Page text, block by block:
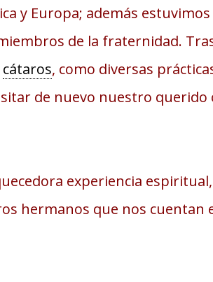
y Europa; además
de la fraternidad.
cátaros, como diversas
de nuevo nuestro querido
experiencia
hermanos que nos cuentan